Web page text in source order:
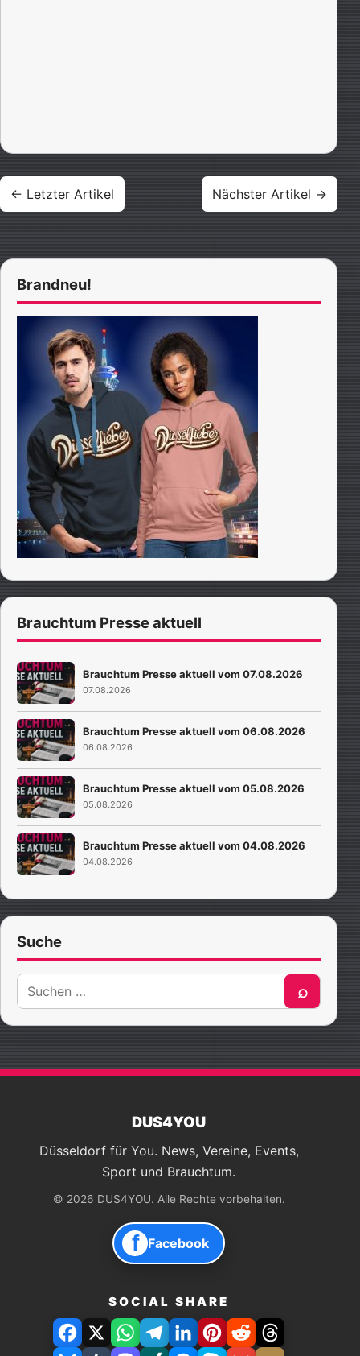
Beitragsnavigation
← Letzter Artikel Nächster Artikel →
Brandneu!
Brauchtum Presse aktuell
Brauchtum Presse aktuell vom 07.08.2026
07.08.2026
Brauchtum Presse aktuell vom 06.08.2026
06.08.2026
Brauchtum Presse aktuell vom 05.08.2026
05.08.2026
Brauchtum Presse aktuell vom 04.08.2026
04.08.2026
Suche
Suche
nach:
⌕
DUS4YOU
Düsseldorf für You. News, Vereine, Events,
Sport und Brauchtum.
© 2026 DUS4YOU. Alle Rechte vorbehalten.
f Facebook
SOCIAL SHARE
Facebook
X WhatsApp
Telegram
LinkedInPinterest
RedditThreads